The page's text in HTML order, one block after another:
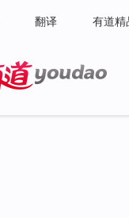
翻译 有道精